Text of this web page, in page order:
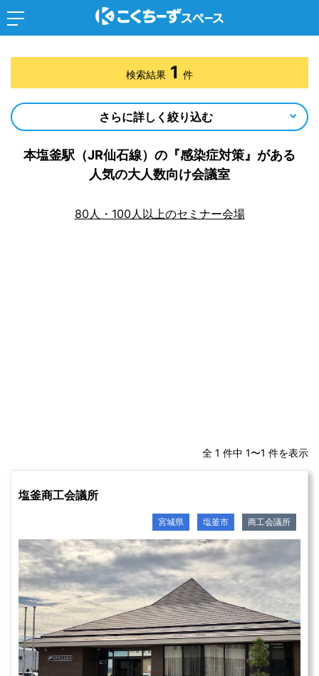
本塩釜駅（JR仙石線）の『感染症対策』がある
人気の大人数向け会議室
80人・100人以上のセミナー会場
全 1 件中 1〜1 件を表示
塩釜商工会議所
宮城県 塩釜市 商工会議所
検索結果 1 件
さらに詳しく絞り込む